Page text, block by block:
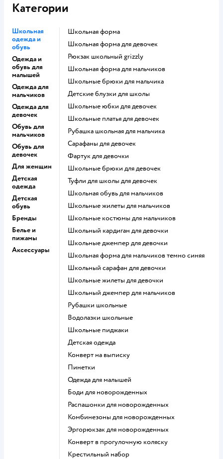
Категории
Школьная
одежда и
обувь
Одежда и
обувь для
малышей
Одежда для
мальчиков
Одежда для
девочек
Обувь для
мальчиков
Обувь для
девочек
Для женщин
Детская
одежда
Детская
обувь
Бренды
Белье и
пижамы
Аксессуары
Школьная форма
Школьная форма для девочек
Рюкзак школьный grizzly
Школьная форма для мальчиков
Школьные брюки для мальчика
Детские блузки для школы
Школьные юбки для девочек
Школьные платья для девочек
Рубашка школьная для мальчика
Сарафаны для девочек
Фартук для девочки
Школьные брюки для девочек
Туфли для школы для девочек
Школьная обувь для мальчиков
Школьные жилеты для мальчиков
Школьные костюмы для мальчиков
Школьный кардиган для девочки
Школьные джемпер для девочки
Школьная форма для мальчиков темно синяя
Школьный сарафан для девочки
Школьные жилеты для девочки
Школьный джемпер для мальчиков
Рубашки школьные
Водолазки школьные
Школьные пиджаки
Детская одежда
Конверт на выписку
Пинетки
Одежда для малышей
Боди для новорожденных
Распашонки для новорожденных
Комбинезоны для новорожденных
Эргорюкзак для новорожденных
Конверт в прогулочную коляску
Крестильный набор